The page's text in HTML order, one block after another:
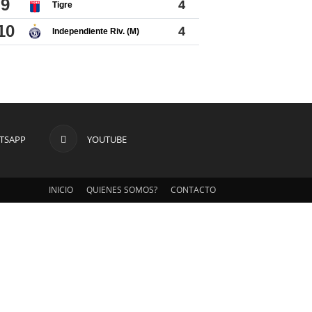
YOUTUBE
INICIO QUIENES SOMOS? CONTACTO